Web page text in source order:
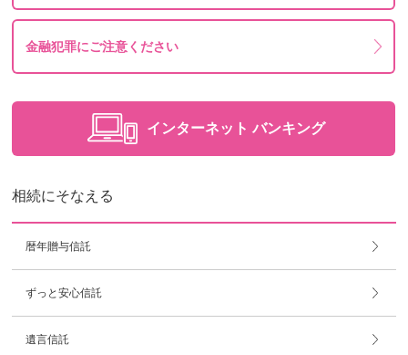
金融犯罪にご注意ください
インターネット バンキング
相続にそなえる
暦年贈与信託
ずっと安心信託
遺言信託